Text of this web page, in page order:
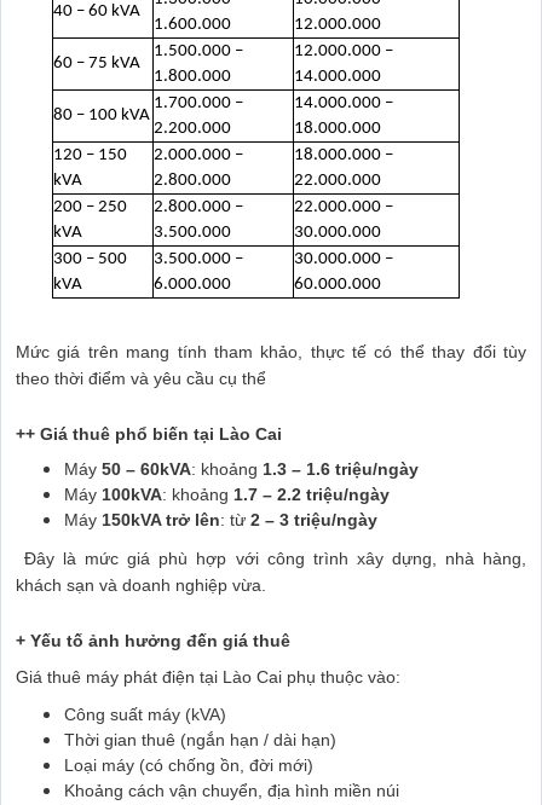
40 – 60 kVA
1.600.000
12.000.000
60 – 75 kVA
1.500.000 –
1.800.000
12.000.000 –
14.000.000
80 – 100 kVA
1.700.000 –
2.200.000
14.000.000 –
18.000.000
120 – 150
kVA
2.000.000 –
2.800.000
18.000.000 –
22.000.000
200 – 250
kVA
2.800.000 –
3.500.000
22.000.000 –
30.000.000
300 – 500
kVA
3.500.000 –
6.000.000
30.000.000 –
60.000.000
Mức giá trên mang tính tham khảo, thực tế có thể thay đổi tùy
theo thời điểm và yêu cầu cụ thể
++ Giá thuê phổ biến tại Lào Cai
Máy 50 – 60kVA: khoảng 1.3 – 1.6 triệu/ngày
Máy 100kVA: khoảng 1.7 – 2.2 triệu/ngày
Máy 150kVA trở lên: từ 2 – 3 triệu/ngày
Đây là mức giá phù hợp với công trình xây dựng, nhà hàng,
khách sạn và doanh nghiệp vừa.
+ Yếu tố ảnh hưởng đến giá thuê
Giá thuê máy phát điện tại Lào Cai phụ thuộc vào:
Công suất máy (kVA)
Thời gian thuê (ngắn hạn / dài hạn)
Loại máy (có chống ồn, đời mới)
Khoảng cách vận chuyển, địa hình miền núi